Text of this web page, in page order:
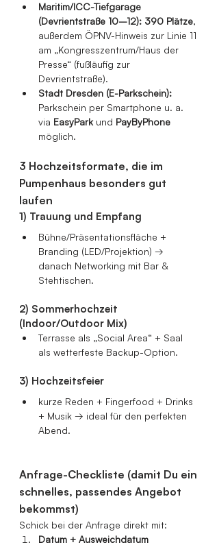
Maritim/ICC-Tiefgarage
(Devrientstraße 10–12): 390 Plätze,
außerdem ÖPNV-Hinweis zur Linie 11
am „Kongresszentrum/Haus der
Presse“ (fußläufig zur
Devrientstraße).
Stadt Dresden (E-Parkschein):
Parkschein per Smartphone u. a.
via EasyPark und PayByPhone
möglich.
3 Hochzeitsformate, die im
Pumpenhaus besonders gut
laufen
1) Trauung und Empfang
Bühne/Präsentationsfläche +
Branding (LED/Projektion) →
danach Networking mit Bar &
Stehtischen.
2) Sommerhochzeit
(Indoor/Outdoor Mix)
Terrasse als „Social Area“ + Saal
als wetterfeste Backup-Option.
3) Hochzeitsfeier
kurze Reden + Fingerfood + Drinks
+ Musik → ideal für den perfekten
Abend.
Anfrage-Checkliste (damit Du ein
schnelles, passendes Angebot
bekommst)
Schick bei der Anfrage direkt mit:
Datum + Ausweichdatum